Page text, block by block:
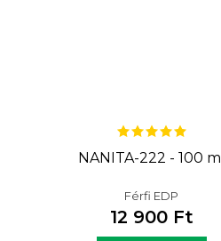
NANITA-222 - 100 ml
Férfi EDP
12 900 Ft